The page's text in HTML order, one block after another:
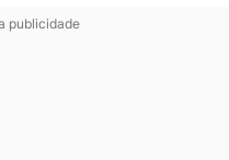
publicidade